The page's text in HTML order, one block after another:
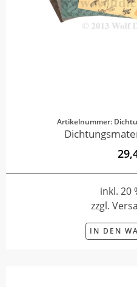
Artikelnummer:
inkl. 20
zzgl.
IN DEN